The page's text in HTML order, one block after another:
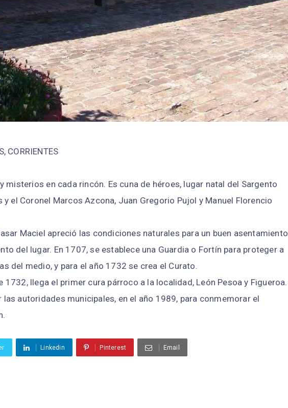
CORRIENTES
misterios en cada rincón. Es cuna de héroes, lugar natal del Sargento
y el Coronel Marcos Azcona, Juan Gregorio Pujol y Manuel Florencio
Maciel apreció las condiciones naturales para un buen asentamiento
del lugar. En 1707, se establece una Guardia o Fortín para proteger a
del medio, y para el año 1732 se crea el Curato.
1732, llega el primer cura párroco a la localidad, León Pesoa y Figueroa.
autoridades municipales, en el año 1989, para conmemorar el
Linkedin Pinterest Email